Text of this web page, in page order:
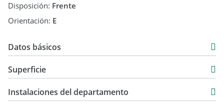
Disposición: Frente
Orientación: E
Datos básicos
USD 980.000
Superficie
270 m2
Instalaciones del departamento